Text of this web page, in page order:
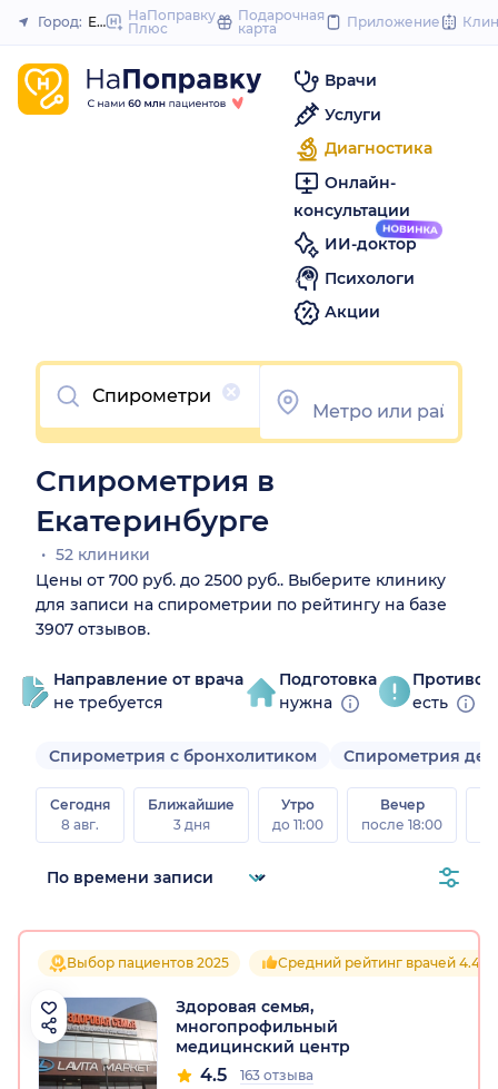
to
Закрыть
Город: Екатеринбург
НаПоправку
Плюс
Подарочная
карта
Приложение
Врачи
Услуги
Диагностика
Онлайн-
консультации
ИИ-доктор
Психологи
Акции
Очистить
Спирометрия в
Екатеринбурге
52 клиники
Цены от 700 руб. до 2500 руб.. Выберите клинику
для записи на спирометрии по рейтингу на базе
3907 отзывов.
Направление от врача
не требуется
Подготовка
нужна
есть
Спирометрия с бронхолитиком Спирометрия
Сегодня
8 авг.
Ближайшие
3 дня
Утро
до 11:00
Вечер
после 18:00
Выбор пациентов 2025 Средний рейтинг врачей 4.4
Здоровая семья,
многопрофильный
медицинский центр
4.5 163 отзыва